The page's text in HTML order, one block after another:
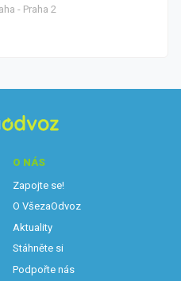
- Praha 2
O NÁS
Zapojte se!
O VšezaOdvoz
Aktuality
Stáhněte si
Podpořte nás